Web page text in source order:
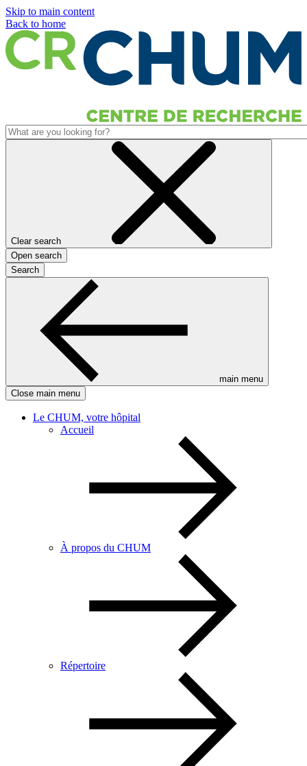
Skip to main content
Back to home
Clear search
Open search
Search
main menu
Close main menu
Le CHUM, votre hôpital
Accueil
À propos du CHUM
Répertoire